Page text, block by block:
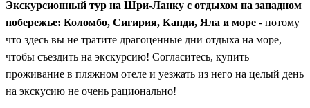
Экскурсионный тур на Шри-Ланку с отдыхом на западном
побережье: Коломбо, Сигирия, Канди, Яла и море - потому
что здесь вы не тратите драгоценные дни отдыха на море,
чтобы съездить на экскурсию! Согласитесь, купить
проживание в пляжном отеле и уезжать из него на целый день
на экскусию не очень рационально!